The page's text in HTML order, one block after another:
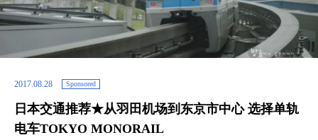
2017.08.28 Sponsored
日本交通推荐★从羽田机场到东京市中心 选择单轨
电车TOKYO MONORAIL